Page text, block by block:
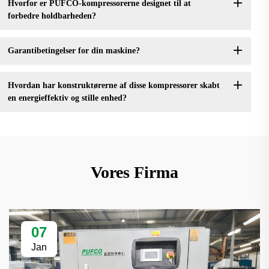
Hvorfor er PUFCO-kompressorerne designet til at
forbedre holdbarheden?
Garantibetingelser for din maskine?
Hvordan har konstruktørerne af disse kompressorer skabt
en energieffektiv og stille enhed?
Vores Firma
07
Jan